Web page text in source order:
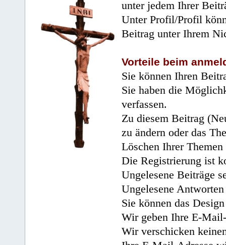
unter jedem Ihrer
Unter Profil/Profil
Beitrag unter Ihrem
Vorteile beim
Sie können Ihren
Sie haben die
verfassen.
Zu diesem Beitrag
zu ändern oder das
Löschen Ihrer
Die Registrierung ist
Ungelesene Beiträge
Ungelesene
Sie können das
Wir geben Ihre E-
Wir verschicken